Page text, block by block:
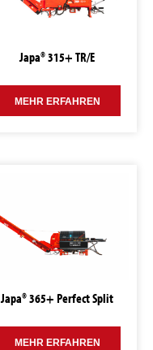
Japa® 315+ TR/E
MEHR ERFAHREN
Japa® 365+ Perfect Split
MEHR ERFAHREN